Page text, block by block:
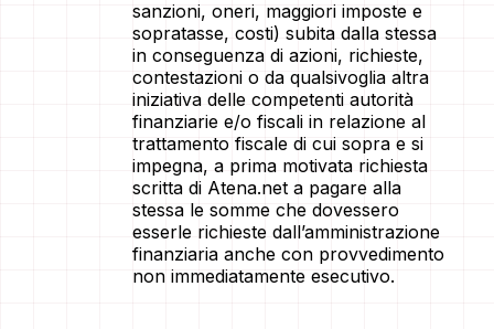
sanzioni, oneri, maggiori imposte e
sopratasse, costi) subita dalla stessa
in conseguenza di azioni, richieste,
contestazioni o da qualsivoglia altra
iniziativa delle competenti autorità
finanziarie e/o fiscali in relazione al
trattamento fiscale di cui sopra e si
impegna, a prima motivata richiesta
scritta di Atena.net a pagare alla
stessa le somme che dovessero
esserle richieste dall’amministrazione
finanziaria anche con provvedimento
non immediatamente esecutivo.